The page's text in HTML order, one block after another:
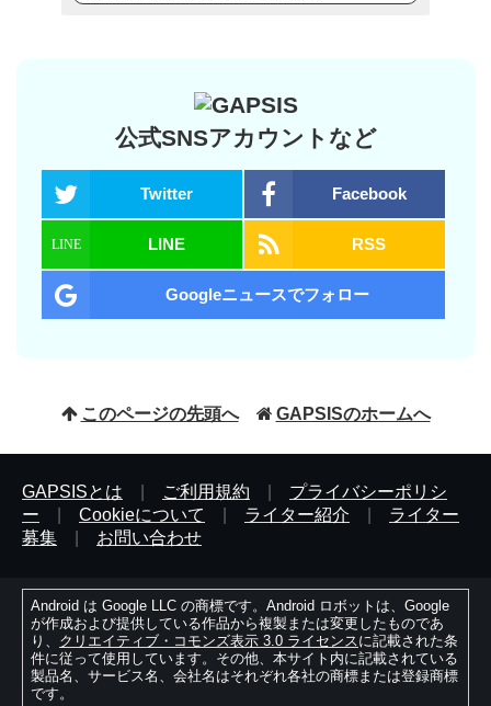
公式SNSアカウントなど
Twitter Facebook
LINE RSS
Googleニュースでフォロー
このページの先頭へ GAPSISのホームへ
GAPSISとは ご利用規約
プライバシーポリシ
ー
Cookieについて ライター紹介
ライター
募集
お問い合わせ
Android は Google LLC の商標です。Android ロボットは、Google
が作成および提供している作品から複製または変更したものであ
り、 クリエイティブ・コモンズ表示 3.0 ライセンスに記載された条
件に従って使用しています。その他、本サイト内に記載されている
製品名、サービス名、会社名はそれぞれ各社の商標または登録商標
です。